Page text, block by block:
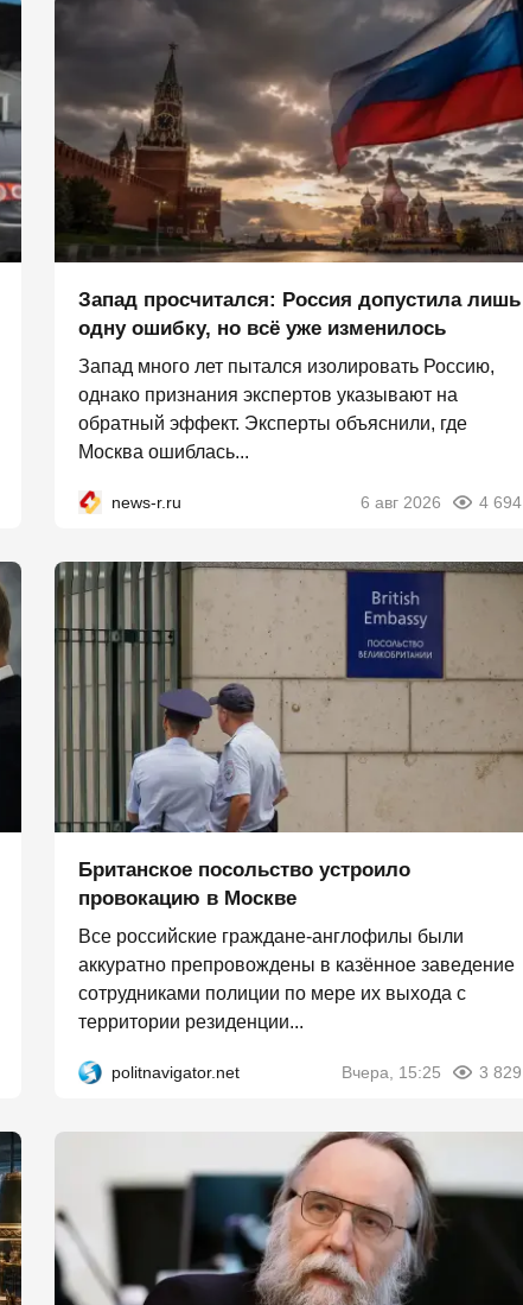
Запад просчитался: Россия допустила лишь
одну ошибку, но всё уже изменилось
Запад много лет пытался изолировать Россию,
однако признания экспертов указывают на
обратный эффект. Эксперты объяснили, где
Москва ошиблась...
news-r.ru 6 авг 2026 4 694
Британское посольство устроило
провокацию в Москве
Все российские граждане-англофилы были
аккуратно препровождены в казённое заведение
сотрудниками полиции по мере их выхода с
территории резиденции...
politnavigator.net Вчера, 15:25 3 829